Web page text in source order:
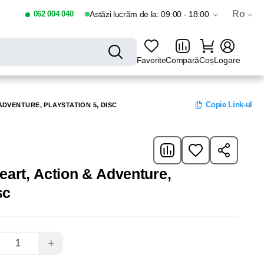
062 004 040 Astăzi lucrăm de la: 09:00 - 18:00 Ro
FavoriteComparăCoșLogare
PLAYSTATION 5, DISC Copie Link-ul
Action & Adventure,
+